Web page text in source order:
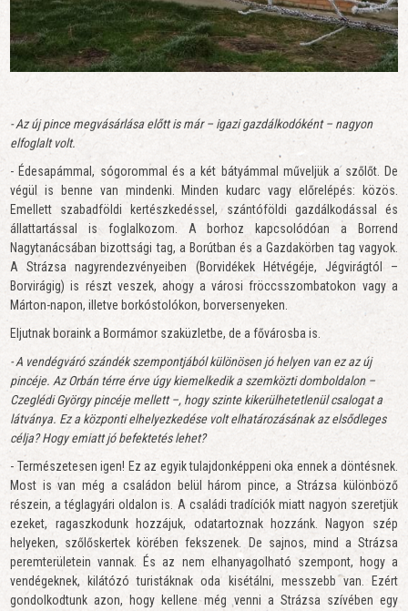
- Az új pince megvásárlása előtt is már – igazi gazdálkodóként – nagyon
elfoglalt volt.
- Édesapámmal, sógorommal és a két bátyámmal műveljük a szőlőt. De
végül is benne van mindenki. Minden kudarc vagy előrelépés: közös.
Emellett szabadföldi kertészkedéssel, szántóföldi gazdálkodással és
állattartással is foglalkozom. A borhoz kapcsolódóan a Borrend
Nagytanácsában bizottsági tag, a Borútban és a Gazdakörben tag vagyok.
A Strázsa nagyrendezvényeiben (Borvidékek Hétvégéje, Jégvirágtól –
Borvirágig) is részt veszek, ahogy a városi fröccsszombatokon vagy a
Márton-napon, illetve borkóstolókon, borversenyeken.
Eljutnak boraink a Bormámor szaküzletbe, de a fővárosba is.
- A vendégváró szándék szempontjából különösen jó helyen van ez az új
pincéje. Az Orbán térre érve úgy kiemelkedik a szemközti domboldalon –
Czeglédi György pincéje mellett –, hogy szinte kikerülhetetlenül csalogat a
látványa. Ez a központi elhelyezkedése volt elhatározásának az elsődleges
célja? Hogy emiatt jó befektetés lehet?
- Természetesen igen! Ez az egyik tulajdonképpeni oka ennek a döntésnek.
Most is van még a családon belül három pince, a Strázsa különböző
részein, a téglagyári oldalon is. A családi tradíciók miatt nagyon szeretjük
ezeket, ragaszkodunk hozzájuk, odatartoznak hozzánk. Nagyon szép
helyeken, szőlőskertek körében fekszenek. De sajnos, mind a Strázsa
peremterületein vannak. És az nem elhanyagolható szempont, hogy a
vendégeknek, kilátózó turistáknak oda kisétálni, messzebb van. Ezért
gondolkodtunk azon, hogy kellene még venni a Strázsa szívében egy